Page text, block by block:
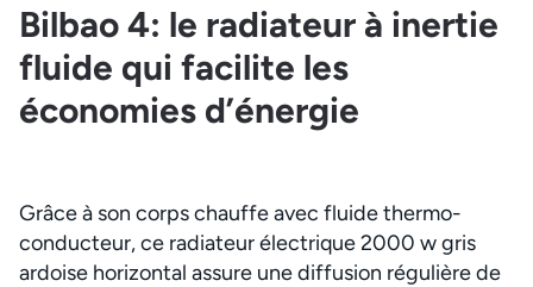
Bilbao 4: le radiateur à inertie
fluide qui facilite les
économies d’énergie
Grâce à son corps chauffe avec fluide thermo-
conducteur, ce radiateur électrique 2000 w gris
ardoise horizontal assure une diffusion régulière de